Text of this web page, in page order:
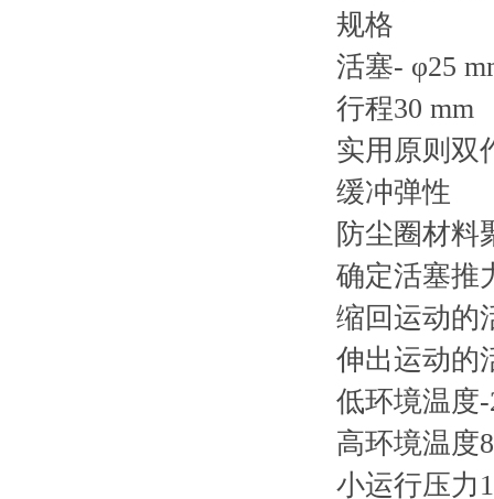
规格
活塞- φ25
行程30 mm
实用原则双
缓冲弹性
防尘圈材料
确定活塞推
缩回运动的
伸出运动的
低环境温度-
高环境温度
小运行压力